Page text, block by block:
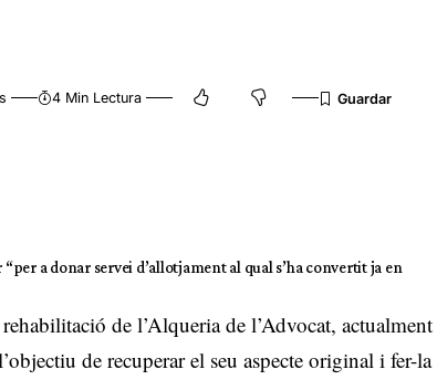
4 Min Lectura
a donar servei d’allotjament al qual s’ha convertit ja en
de l’Alqueria de l’Advocat, actualment
de recuperar el seu aspecte original i fer-la